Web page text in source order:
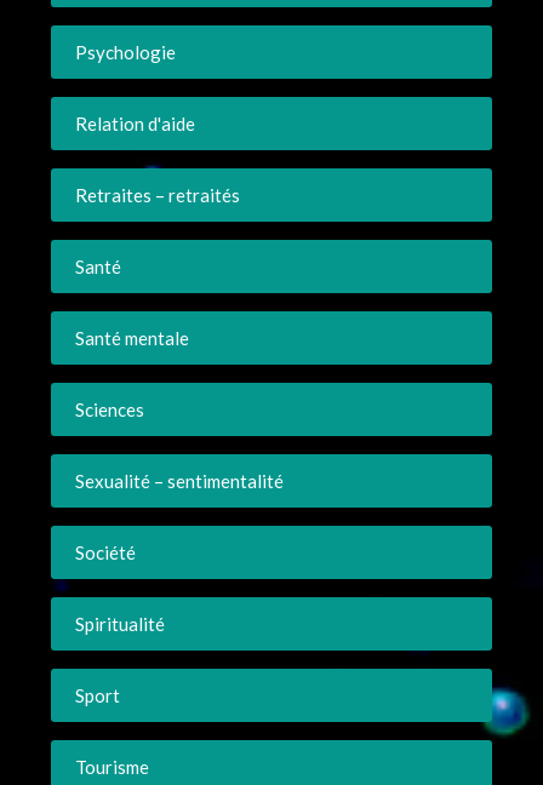
Psychologie
Relation d'aide
Retraites – retraités
Santé
Santé mentale
Sciences
Sexualité – sentimentalité
Société
Spiritualité
Sport
Tourisme